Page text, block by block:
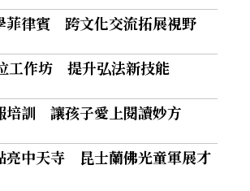
菲律賓 跨文化交流拓展視野
工作坊 提升弘法新技能
培訓 讓孩子愛上閱讀妙方
亮中天寺 昆士蘭佛光童軍展才